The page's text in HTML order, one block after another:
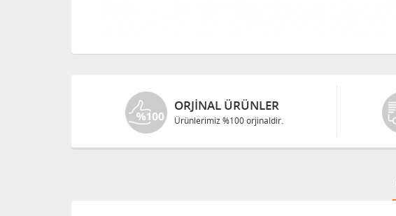
ORJINAL ÜRÜNLER
Ürünlerimiz %100 orjinaldir.